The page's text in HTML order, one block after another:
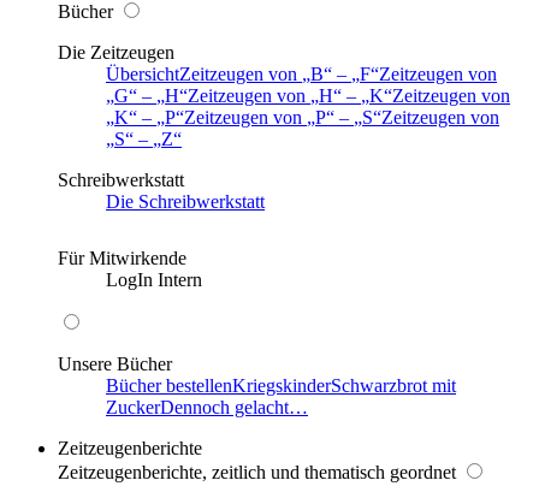
Bücher
Die Zeitzeugen
ÜbersichtZeitzeugen von B – F Zeitzeugen von
G
– H Zeitzeugen von H – K Zeitzeugen von
K
– P Zeitzeugen von P – S Zeitzeugen von
S
–
Z
Schreibwerkstatt
Die Schreibwerkstatt
Für Mitwirkende
LogIn Intern
Unsere Bücher
Bücher bestellenKriegskinderSchwarzbrot mit
ZuckerDennoch gelacht…
Zeitzeugenberichte
Zeitzeugenberichte, zeitlich und thematisch geordnet